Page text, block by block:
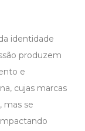
identidade
produzem
e
cujas marcas
mas se